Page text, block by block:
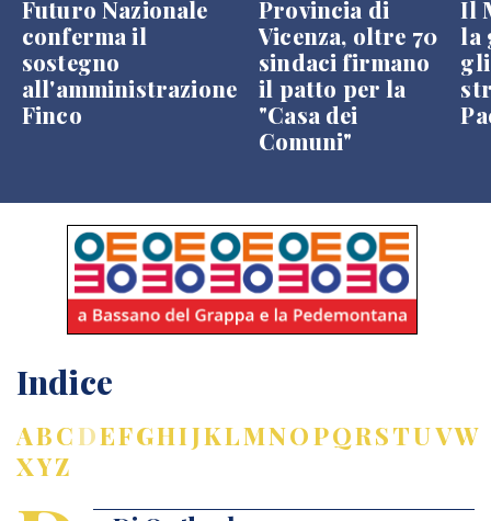
Futuro Nazionale
conferma il
sostegno
all'amministrazione
Finco
Provincia di
Vicenza, oltre 70
sindaci firmano
il patto per la
"Casa dei
Comuni"
Il
la
Indice
ABCDEFGHIJKLMNOPQRSTUVW
XYZ